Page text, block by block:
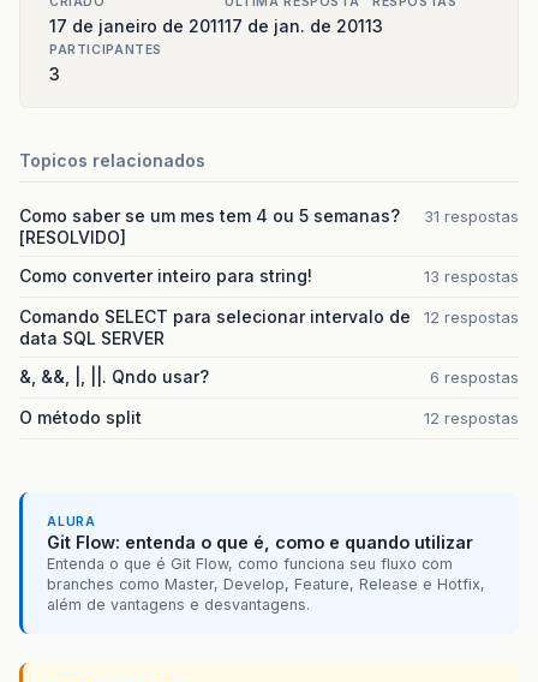
17 de janeiro de 201117 de jan. de 20113
PARTICIPANTES
3
Topicos relacionados
Como saber se um mes tem 4 ou 5 semanas?
[RESOLVIDO]
31 respostas
Como converter inteiro para string! 13 respostas
Comando SELECT para selecionar intervalo de
data SQL SERVER
12 respostas
&, &&, |, ||. Qndo usar? 6 respostas
O método split 12 respostas
ALURA
Git Flow: entenda o que é, como e quando utilizar
Entenda o que é Git Flow, como funciona seu fluxo com
branches como Master, Develop, Feature, Release e Hotfix,
além de vantagens e desvantagens.